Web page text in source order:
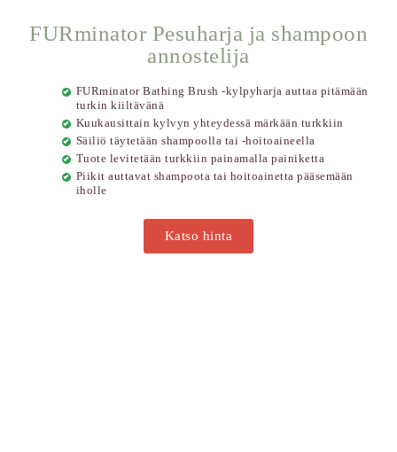
FURminator Pesuharja ja shampoon
annostelija
FURminator Bathing Brush -kylpyharja auttaa pitämään
turkin kiiltävänä
Kuukausittain kylvyn yhteydessä märkään turkkiin
Säiliö täytetään shampoolla tai -hoitoaineella
Tuote levitetään turkkiin painamalla painiketta
Piikit auttavat shampoota tai hoitoainetta pääsemään
iholle
Katso hinta